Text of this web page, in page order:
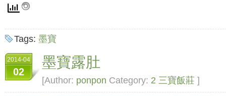
Tags: 墨寶
2014-04
02
墨寶露肚
[Author: ponpon Category: 2 三寶飯莊 ]